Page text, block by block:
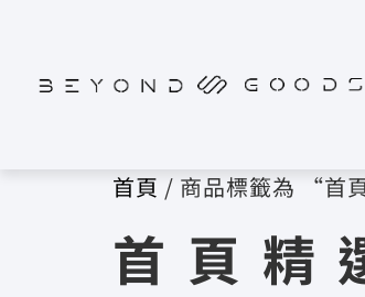
首頁 / 商品標籤為 “首
首頁精